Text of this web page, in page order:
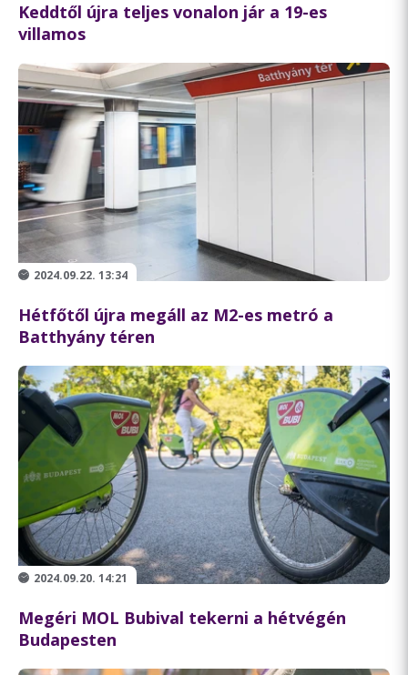
Keddtől újra teljes vonalon jár a 19-es
villamos
2024.09.22. 13:34
Hétfőtől újra megáll az M2-es metró a
Batthyány téren
2024.09.20. 14:21
Megéri MOL Bubival tekerni a hétvégén
Budapesten